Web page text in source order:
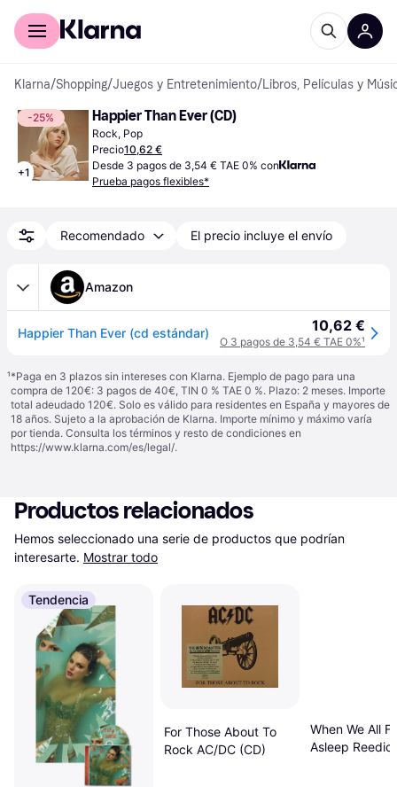
Comprar con Klarna
Klarna/Shopping/Juegos y Entretenimiento/Libros, Películas y
-25%
+1
Happier Than Ever (CD)
Rock, Pop
Precio10,62 €
Desde 3 pagos de 3,54 € TAE 0% con
Prueba pagos flexibles*
Recomendado El precio incluye el envío
Amazon
Happier Than Ever (cd estándar) 10,62 €
O 3 pagos de 3,54 € TAE 0%¹
¹*Paga en 3 plazos sin intereses con Klarna. Ejemplo de pago para una
compra de 120€: 3 pagos de 40€, TIN 0 % TAE 0 %. Plazo: 2 meses. Importe
total adeudado 120€. Solo es válido para residentes en España y mayores de
18 años. Sujeto a la aprobación de Klarna. Importe mínimo y máximo varía
por tienda. Consulta los términos y resto de condiciones en
https://www.klarna.com/es/legal/.
Productos relacionados
Hemos seleccionado una serie de productos que podrían
interesarte. Mostrar todo
Tendencia
For Those About To
Rock AC/DC (CD)
When We All
Asleep